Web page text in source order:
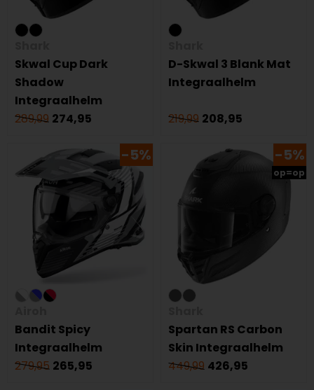
Skwal Cup Dark
Shadow
Integraalhelm
289,99 274,95
D-Skwal 3 Blank Mat
Integraalhelm
219,99 208,95
-5%
Bandit Spicy
Integraalhelm
279,95 265,95
-5%
op=op
Spartan RS Carbon
Skin Integraalhelm
449,99 426,95